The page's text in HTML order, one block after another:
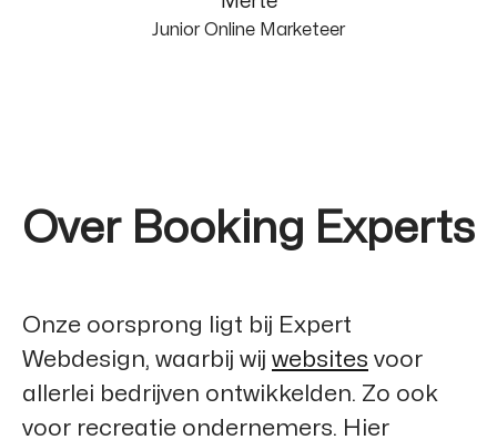
Junior Online Marketeer
Over Booking Experts
Onze oorsprong ligt bij Expert
Webdesign, waarbij wij websites voor
allerlei bedrijven ontwikkelden. Zo ook
voor recreatie ondernemers. Hier